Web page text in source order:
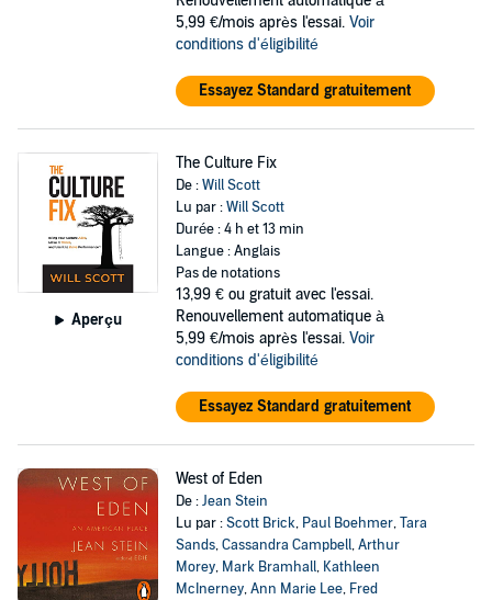
5,99 €/mois après l'essai. Voir
conditions d'éligibilité
Essayez Standard gratuitement
Aperçu
The Culture Fix
De :Will Scott
Lu par :Will Scott
Durée : 4 h et 13 min
Langue : Anglais
Pas de notations
13,99 € ou gratuit avec l'essai.
Renouvellement automatique à
5,99 €/mois après l'essai. Voir
conditions d'éligibilité
Essayez Standard gratuitement
West of Eden
De :Jean Stein
Lu par :Scott Brick, Paul Boehmer,Tara
Sands,Cassandra Campbell,Arthur
Morey, Mark Bramhall, Kathleen
McInerney,Ann Marie Lee, Fred